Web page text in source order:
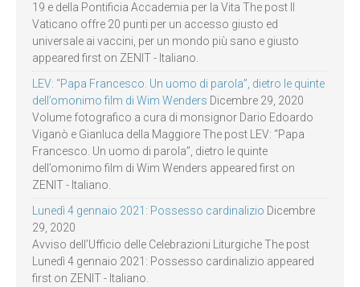
19 e della Pontificia Accademia per la Vita The post Il
Vaticano offre 20 punti per un accesso giusto ed
universale ai vaccini, per un mondo più sano e giusto
appeared first on ZENIT - Italiano.
LEV: “Papa Francesco. Un uomo di parola”, dietro le quinte
dell’omonimo film di Wim Wenders Dicembre 29, 2020
Volume fotografico a cura di monsignor Dario Edoardo
Viganò e Gianluca della Maggiore The post LEV: “Papa
Francesco. Un uomo di parola”, dietro le quinte
dell’omonimo film di Wim Wenders appeared first on
ZENIT - Italiano.
Lunedì 4 gennaio 2021: Possesso cardinalizio Dicembre
29, 2020
Avviso dell’Ufficio delle Celebrazioni Liturgiche The post
Lunedì 4 gennaio 2021: Possesso cardinalizio appeared
first on ZENIT - Italiano.